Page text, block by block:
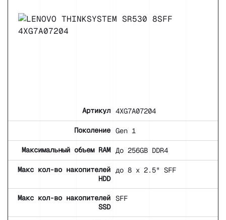
Артикул 4XG7A07204
Поколение Gen 1
Максимальный объем RAM До 256GB DDR4
Макс кол-во накопителей
HDD
до 8 x 2.5" SFF
Макс кол-во накопителей
SSD
SFF